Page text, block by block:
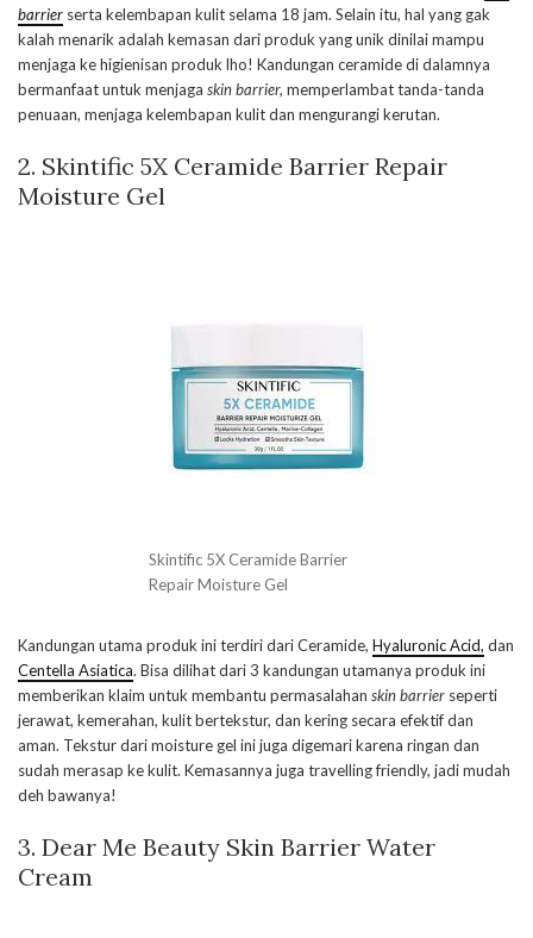
barrier serta kelembapan kulit selama 18 jam. Selain itu, hal yang gak
kalah menarik adalah kemasan dari produk yang unik dinilai mampu
menjaga ke higienisan produk lho! Kandungan ceramide di dalamnya
bermanfaat untuk menjaga skin barrier, memperlambat tanda-tanda
penuaan, menjaga kelembapan kulit dan mengurangi kerutan.
2. Skintific 5X Ceramide Barrier Repair
Moisture Gel
Skintific 5X Ceramide Barrier
Repair Moisture Gel
Kandungan utama produk ini terdiri dari Ceramide, Hyaluronic Acid, dan
Centella Asiatica. Bisa dilihat dari 3 kandungan utamanya produk ini
memberikan klaim untuk membantu permasalahan skin barrier seperti
jerawat, kemerahan, kulit bertekstur, dan kering secara efektif dan
aman. Tekstur dari moisture gel ini juga digemari karena ringan dan
sudah merasap ke kulit. Kemasannya juga travelling friendly, jadi mudah
deh bawanya!
3. Dear Me Beauty Skin Barrier Water
Cream